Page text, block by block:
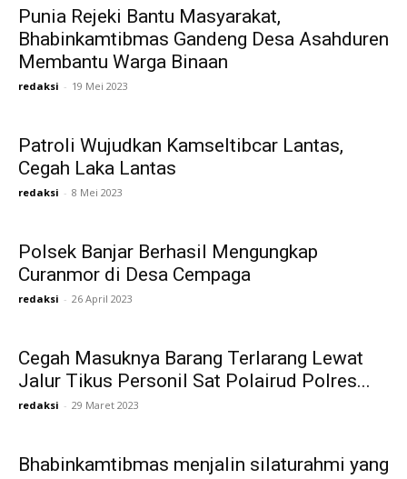
Punia Rejeki Bantu Masyarakat,
Bhabinkamtibmas Gandeng Desa Asahduren
Membantu Warga Binaan
redaksi - 19 Mei 2023
Patroli Wujudkan Kamseltibcar Lantas,
Cegah Laka Lantas
redaksi - 8 Mei 2023
Polsek Banjar Berhasil Mengungkap
Curanmor di Desa Cempaga
redaksi - 26 April 2023
Cegah Masuknya Barang Terlarang Lewat
Jalur Tikus Personil Sat Polairud Polres...
redaksi - 29 Maret 2023
Bhabinkamtibmas menjalin silaturahmi yang